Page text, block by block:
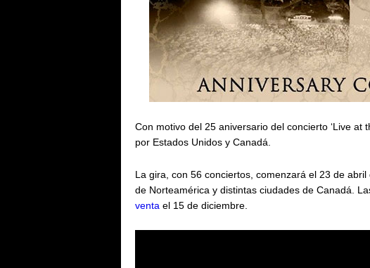
Con motivo del 25 aniversario del concierto ‘Live at
por Estados Unidos y Canadá.
La gira, con 56 conciertos, comenzará el 23 de
de Norteamérica y distintas ciudades de Canadá.
venta el 15 de diciembre.